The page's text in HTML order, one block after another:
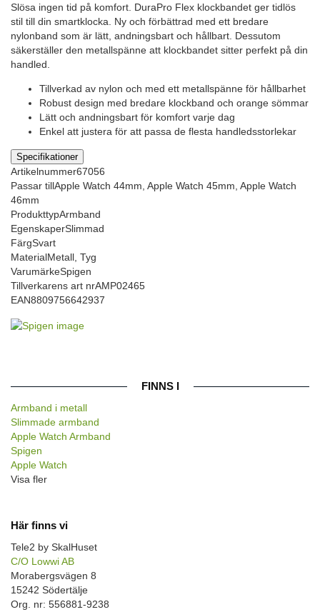
Slösa ingen tid på komfort. DuraPro Flex klockbandet ger tidlös
stil till din smartklocka. Ny och förbättrad med ett bredare
nylonband som är lätt, andningsbart och hållbart. Dessutom
säkerställer den metallspänne att klockbandet sitter perfekt på din
handled.
Tillverkad av nylon och med ett metallspänne för hållbarhet
Robust design med bredare klockband och orange sömmar
Lätt och andningsbart för komfort varje dag
Enkel att justera för att passa de flesta handledsstorlekar
Specifikationer
Artikelnummer67056
Passar tillApple Watch 44mm, Apple Watch 45mm, Apple Watch
46mm
ProdukttypArmband
EgenskaperSlimmad
FärgSvart
MaterialMetall, Tyg
VarumärkeSpigen
Tillverkarens art nrAMP02465
EAN8809756642937
FINNS I
Armband i metall
Slimmade armband
Apple Watch Armband
Spigen
Apple Watch
Visa fler
Här finns vi
Tele2 by SkalHuset
C/O Lowwi AB
Morabergsvägen 8
15242 Södertälje
Org. nr: 556881-9238